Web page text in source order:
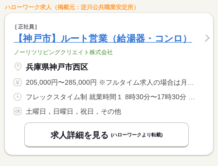
ハローワーク求人（掲載元：淀川公共職業安定所）
正社員
【神戸市】ルート営業（給湯器・コンロ）
ノーリツリビングクリエイト株式会社
兵庫県神戸市西区
205,000円〜285,000円 ※フルタイム求人の場合は月額（換算額）、パート求人の場合は時間額を表示しています。
土曜日，日曜日，祝日，その他
求人詳細を見る (ハローワークより転載)